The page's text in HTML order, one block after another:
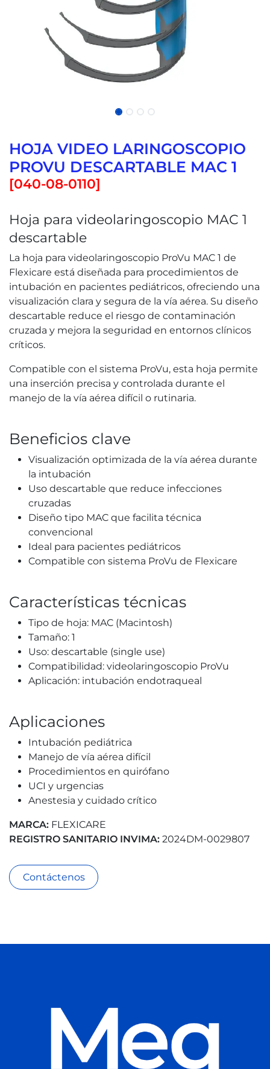
HOJA VIDEO LARINGOSCOPIO
PROVU DESCARTABLE MAC 1
[040-08-0110]
Hoja para videolaringoscopio MAC 1
descartable
La hoja para videolaringoscopio ProVu MAC 1 de
Flexicare está diseñada para procedimientos de
intubación en pacientes pediátricos, ofreciendo una
visualización clara y segura de la vía aérea. Su diseño
descartable reduce el riesgo de contaminación
cruzada y mejora la seguridad en entornos clínicos
críticos.
Compatible con el sistema ProVu, esta hoja permite
una inserción precisa y controlada durante el
manejo de la vía aérea difícil o rutinaria.
Beneficios clave
Visualización optimizada de la vía aérea durante
la intubación
Uso descartable que reduce infecciones
cruzadas
Diseño tipo MAC que facilita técnica
convencional
Ideal para pacientes pediátricos
Compatible con sistema ProVu de Flexicare
Características técnicas
Tipo de hoja: MAC (Macintosh)
Tamaño: 1
Uso: descartable (single use)
Compatibilidad: videolaringoscopio ProVu
Aplicación: intubación endotraqueal
Aplicaciones
Intubación pediátrica
Manejo de vía aérea difícil
Procedimientos en quirófano
UCI y urgencias
Anestesia y cuidado crítico
MARCA: FLEXICARE
REGISTRO SANITARIO INVIMA: 2024DM-0029807
Contáctenos